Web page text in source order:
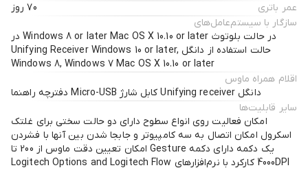
عمر باتری
70 روز
سازگار با سیستم‌عامل‌های
در حالت بلوتوث Windows 8 or later Mac OS X 10.10 or later در
حالت استفاده از دانگل Unifying Receiver Windows 10 or later,
Windows 8, Windows 7 Mac OS X 10.10 or later
اقلام همراه ماوس
دانگل Unifying receiver کابل شارژ Micro-USB دفترچه راهنما
سایر قابلیت‌ها
امکان فعالیت روی انواع سطوح دارای دو حالت سختی برای غلتک
اسکرول امکان اتصال به سه کامپیوتر و جابجا شدن بین آنها با فشردن
یک دکمه دارای دکمه Gesture امکان تعیین دقت ماوس از 200 تا
4000DPI کارکرد با نرم‌افزارهای Logitech Options and Logitech Flow